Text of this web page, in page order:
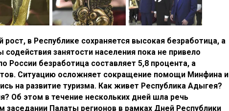
в Республике сохраняется высокая безработица, а
занятости населения пока не привело
безработица составляет 5,8 процента, а
Ситуацию осложняет сокращение помощи Минфина и
на развитие туризма. Как живет Республика Адыгея?
Об этом в течение нескольких дней шла речь
заседании Палаты регионов в рамках Дней Республики